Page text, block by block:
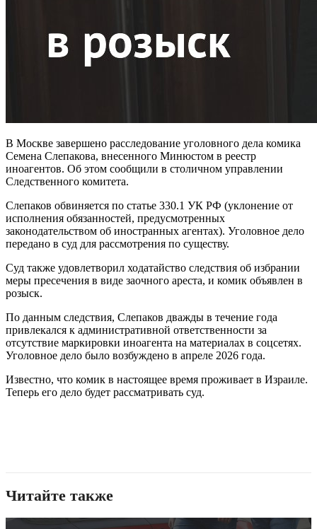
В Москве завершено расследование уголовного дела комика
Семена Слепакова, внесенного Минюстом в реестр
иноагентов. Об этом сообщили в столичном управлении
Следственного комитета.
Слепаков обвиняется по статье 330.1 УК РФ (уклонение от
исполнения обязанностей, предусмотренных
законодательством об иностранных агентах). Уголовное дело
передано в суд для рассмотрения по существу.
Суд также удовлетворил ходатайство следствия об избрании
меры пресечения в виде заочного ареста, и комик объявлен в
розыск.
По данным следствия, Слепаков дважды в течение года
привлекался к административной ответственности за
отсутствие маркировки иноагента на материалах в соцсетях.
Уголовное дело было возбуждено в апреле 2026 года.
Известно, что комик в настоящее время проживает в Израиле.
Теперь его дело будет рассматривать суд.
Читайте также